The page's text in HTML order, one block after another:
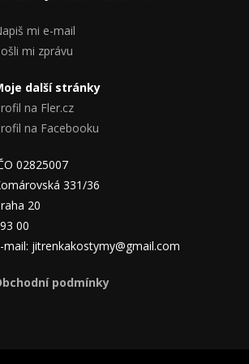
mi e-mail
mi zprávu
další stránky
na Fler.cz
na Facebooku
02825007
331/36
20
00
mail: jitrenkakostymy@gmail.com
podmínky